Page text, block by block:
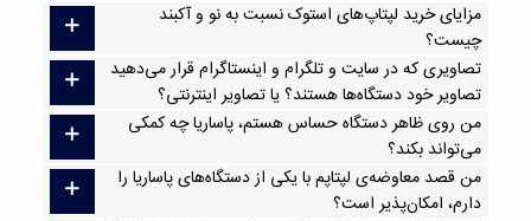
مزایای خرید لپتاپ‌های استوک نسبت به نو و آکبند
چیست؟
تصاویری که در سایت و تلگرام و اینستاگرام قرار می‌دهید
تصاویر خود دستگاه‌ها هستند؟ یا تصاویر اینترنتی؟
من روی ظاهر دستگاه حساس هستم، پاساریا چه کمکی
می‌تواند بکند؟
من قصد معاوضه‌ی لپتاپم با یکی از دستگاه‌های پاساریا را
دارم، امکان‌پذیر است؟